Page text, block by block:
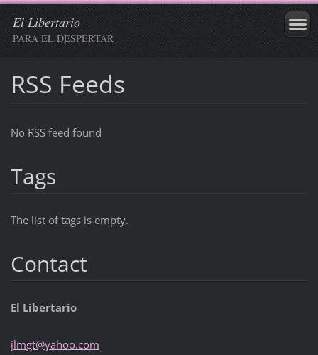
El Libertario
PARA EL DESPERTAR
RSS Feeds
No RSS feed found
Tags
The list of tags is empty.
Contact
El Libertario
jlmgt@yahoo.com